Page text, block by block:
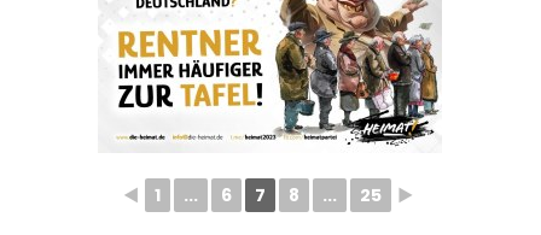
◄ 1 ... 6 7 8 ... 25 ►